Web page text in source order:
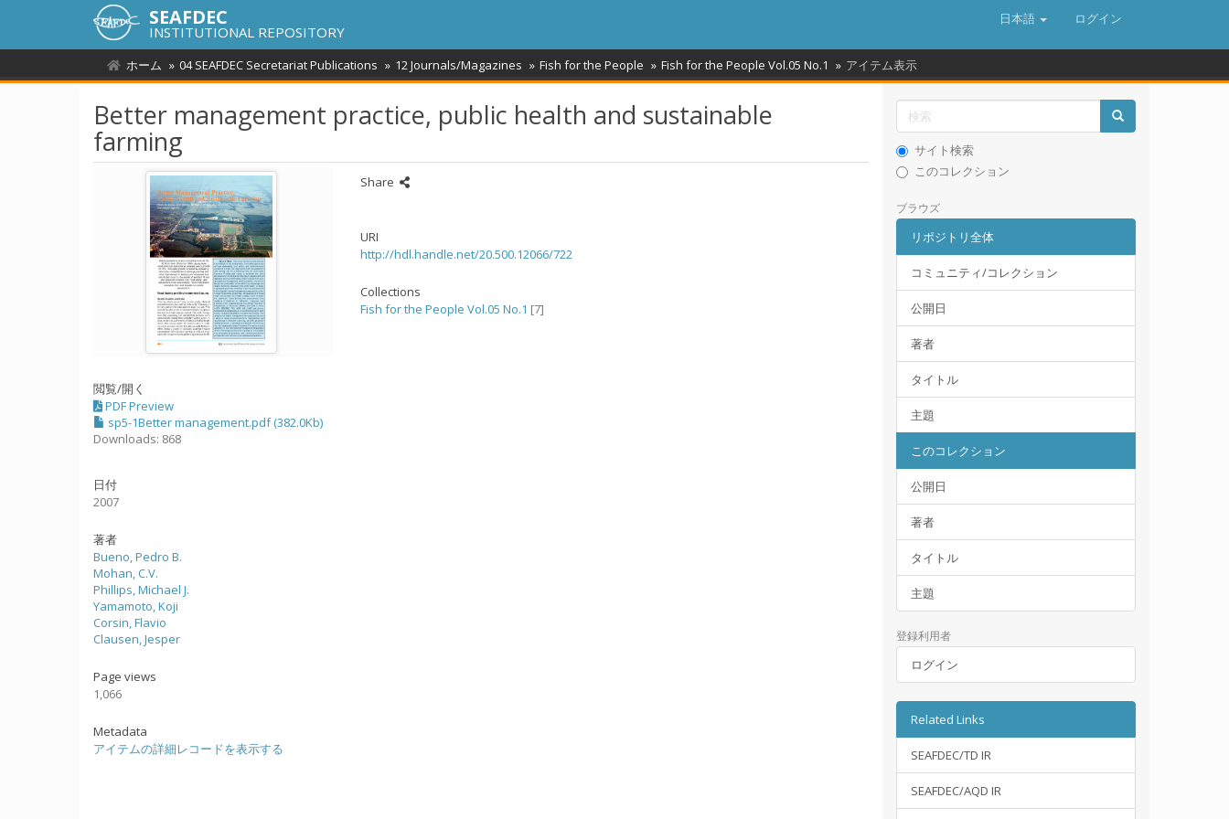
SEAFDEC
INSTITUTIONAL REPOSITORY
日本語 ログイン
ホーム 04 SEAFDEC Secretariat Publications 12 Journals/Magazines Fish for the People Fish for the People Vol.05 No.1 アイテム表示
Better management practice, public health and sustainable
farming
閲覧/開く
PDF Preview
sp5-1Better management.pdf (382.0Kb)
Downloads: 868
日付
2007
著者
Bueno, Pedro B.
Mohan, C.V.
Phillips, Michael J.
Yamamoto, Koji
Corsin, Flavio
Clausen, Jesper
Page views
1,066
Metadata
アイテムの詳細レコードを表示する
Share
URI
http://hdl.handle.net/20.500.12066/722
Collections
Fish for the People Vol.05 No.1 [7]
サイト検索
このコレクション
ブラウズ
リポジトリ全体
コミュニティ/コレクション
公開日
著者
タイトル
主題
このコレクション
公開日
著者
タイトル
主題
登録利用者
ログイン
Related Links
SEAFDEC/TD IR
SEAFDEC/AQD IR